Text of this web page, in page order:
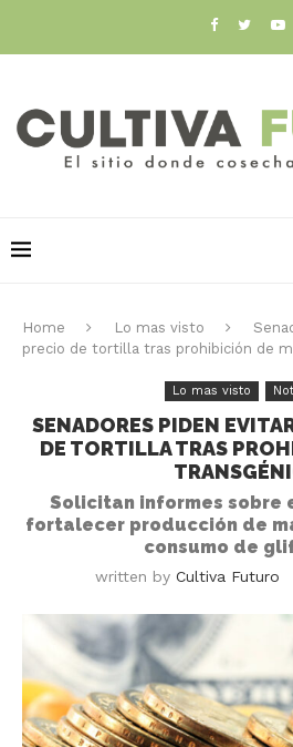
Home Lo mas visto
precio de tortilla tras prohibición de
Lo mas visto
SENADORES PIDEN
DE TORTILLA TRAS
Solicitan informes sobre
fortalecer producción de
consumo de
written by Cultiva Futuro